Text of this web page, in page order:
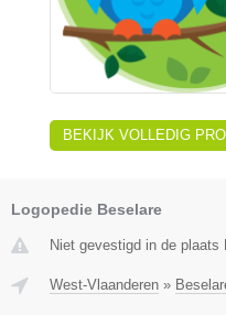
BEKIJK VOLLEDIG
Logopedie Beselare
Niet gevestigd in de plaats
West-Vlaanderen »